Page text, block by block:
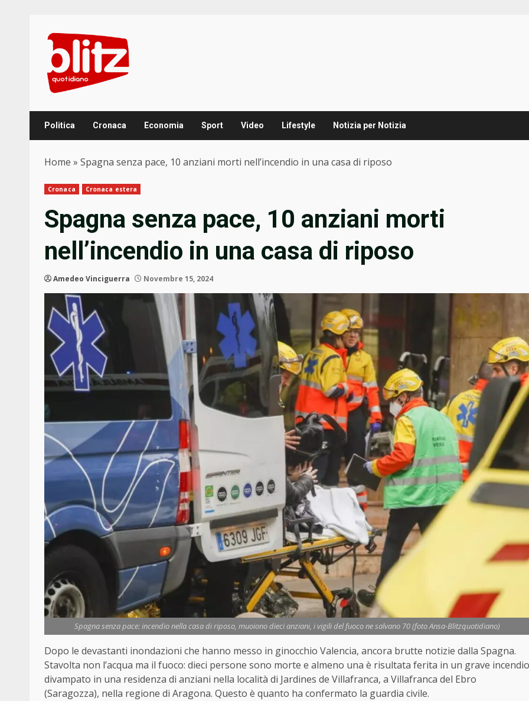
content
Politica Cronaca Economia Sport Video Lifestyle Notizia per Notizia
Home » Spagna senza pace, 10 anziani morti nell’incendio in una casa di riposo
Cronaca Cronaca estera
Spagna senza pace, 10 anziani morti
nell’incendio in una casa di riposo
Amedeo Vinciguerra Novembre 15, 2024
Spagna senza pace: incendio nella casa di riposo, muoiono dieci anziani, i vigili del fuoco ne salvano 70 (foto Ansa-Blitzquotidiano)
Dopo le devastanti inondazioni che hanno messo in ginocchio Valencia, ancora brutte notizie dalla Spagna.
Stavolta non l’acqua ma il fuoco: dieci persone sono morte e almeno una è risultata ferita in un grave incendio
divampato in una residenza di anziani nella località di Jardines de Villafranca, a Villafranca del Ebro
(Saragozza), nella regione di Aragona. Questo è quanto ha confermato la guardia civile.